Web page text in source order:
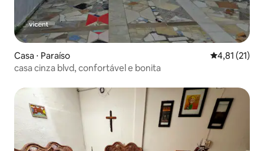
Casa ⋅ Paraíso 4,81 de uma
4,81 (21)
casa cinza blvd, confortável e bonita